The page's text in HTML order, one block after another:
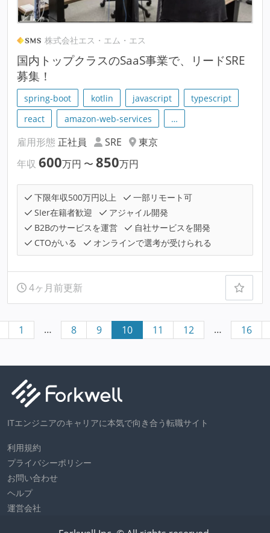
株式会社エス・エム・エス
国内トップクラスのSaaS事業で、リードSRE
募集！
spring-boot kotlin javascript
typescript
react
amazon-web-services …
雇用形態 正社員 SRE
東京
年収 600万円 〜 850万円
下限年収500万円以上
一部リモート可
SIer在籍者歓迎
アジャイル開発
B2Bのサービスを運営
自社サービスを開発
CTOがいる
オンラインで選考が受けられる
4ヶ月前更新
1 … 8 9 10 11 12 … 16
ITエンジニアのキャリアに本気で向き合う転職サイト
利用規約
プライバシーポリシー
お問い合わせ
ヘルプ
運営会社